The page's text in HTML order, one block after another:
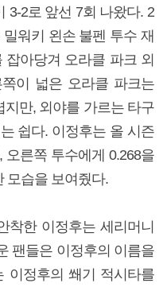
3-2로 앞선 7회 나왔다. 2
워키 왼손 불펜 투수 재
아당겨 오라클 파크 외
이 넓은 오라클 파크는
만, 외야를 가르는 타구
쉽다. 이정후는 올 시즌
오른쪽 투수에게 0.268을
모습을 보여줬다.
착한 이정후는 세리머니
팬들은 이정후의 이름을
이정후의 쐐기 적시타를